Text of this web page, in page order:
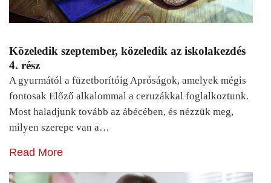
Közeledik szeptember, közeledik az iskolakezdés
4. rész
A gyurmától a füzetborítóig Apróságok, amelyek mégis
fontosak Előző alkalommal a ceruzákkal foglalkoztunk.
Most haladjunk tovább az ábécében, és nézzük meg,
milyen szerepe van a…
Read More